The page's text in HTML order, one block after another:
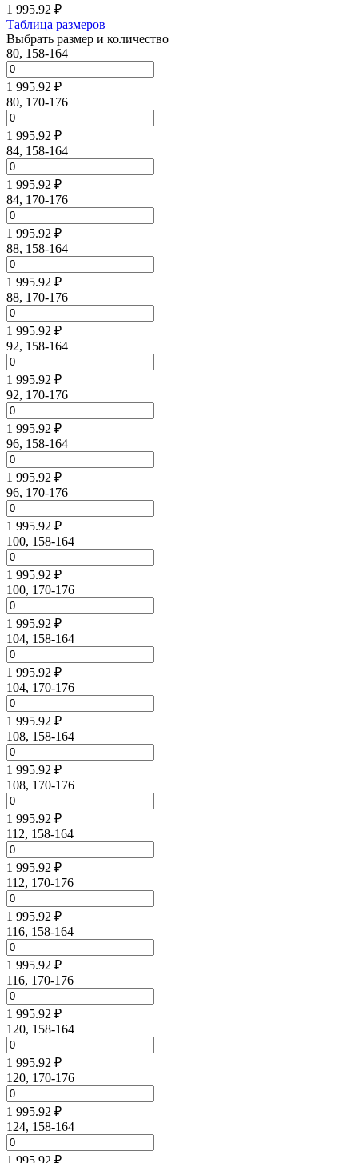
1 995.92 ₽
Таблица размеров
Выбрать размер и количество
80, 158-164
1 995.92 ₽
80, 170-176
1 995.92 ₽
84, 158-164
1 995.92 ₽
84, 170-176
1 995.92 ₽
88, 158-164
1 995.92 ₽
88, 170-176
1 995.92 ₽
92, 158-164
1 995.92 ₽
92, 170-176
1 995.92 ₽
96, 158-164
1 995.92 ₽
96, 170-176
1 995.92 ₽
100, 158-164
1 995.92 ₽
100, 170-176
1 995.92 ₽
104, 158-164
1 995.92 ₽
104, 170-176
1 995.92 ₽
108, 158-164
1 995.92 ₽
108, 170-176
1 995.92 ₽
112, 158-164
1 995.92 ₽
112, 170-176
1 995.92 ₽
116, 158-164
1 995.92 ₽
116, 170-176
1 995.92 ₽
120, 158-164
1 995.92 ₽
120, 170-176
1 995.92 ₽
124, 158-164
1 995.92 ₽